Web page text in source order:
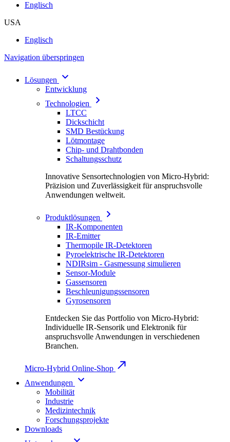
Englisch
USA
Englisch
Navigation überspringen
Lösungen
Entwicklung
Technologien
LTCC
Dickschicht
SMD Bestückung
Lötmontage
Chip- und Drahtbonden
Schaltungsschutz
Innovative Sensortechnologien von Micro-Hybrid:
Präzision und Zuverlässigkeit für anspruchsvolle
Anwendungen weltweit.
Produktlösungen
IR-Komponenten
IR-Emitter
Thermopile IR-Detektoren
Pyroelektrische IR-Detektoren
NDIRsim - Gasmessung simulieren
Sensor-Module
Gassensoren
Beschleunigungssensoren
Gyrosensoren
Entdecken Sie das Portfolio von Micro-Hybrid:
Individuelle IR-Sensorik und Elektronik für
anspruchsvolle Anwendungen in verschiedenen
Branchen.
Micro-Hybrid Online-Shop
Anwendungen
Mobilität
Industrie
Medizintechnik
Forschungsprojekte
Downloads